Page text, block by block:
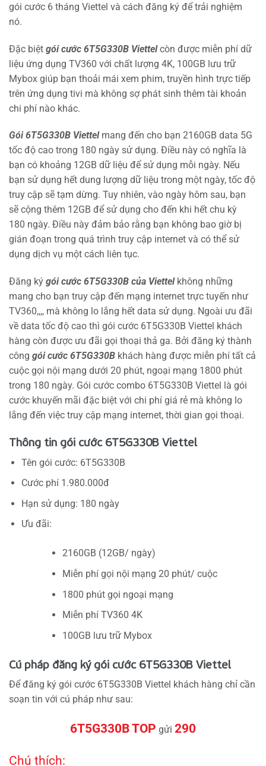
gói cước 6 tháng Viettel và cách đăng ký để trải nghiệm
nó.
Đặc biệt gói cước 6T5G330B Viettelcòn được miễn phí dữ
liệu ứng dụng TV360 với chất lượng 4K, 100GB lưu trữ
Mybox giúp bạn thoải mái xem phim, truyền hình trực tiếp
trên ứng dụng tivi mà không sợ phát sinh thêm tài khoản
chi phí nào khác.
Gói 6T5G330B Viettelmang đến cho bạn 2160GB data 5G
tốc độ cao trong 180 ngày sử dụng. Điều này có nghĩa là
bạn có khoảng 12GB dữ liệu để sử dụng mỗi ngày. Nếu
bạn sử dụng hết dung lượng dữ liệu trong một ngày, tốc độ
truy cập sẽ tạm dừng. Tuy nhiên, vào ngày hôm sau, bạn
sẽ cộng thêm 12GB để sử dụng cho đến khi hết chu kỳ
180 ngày. Điều này đảm bảo rằng bạn không bao giờ bị
gián đoạn trong quá trình truy cập internet và có thể sử
dụng dịch vụ một cách liên tục.
Đăng ký gói cước 6T5G330B của Viettelkhông những
mang cho bạn truy cập đến mạng internet trực tuyến như
TV360,,,, mà không lo lắng hết data sử dụng. Ngoài ưu đãi
về data tốc độ cao thì gói cước 6T5G330B Viettel khách
hàng còn được ưu đãi gọi thoại thả ga. Bởi đăng ký thành
công gói cước 6T5G330B khách hàng được miễn phí tất cả
cuộc gọi nội mạng dưới 20 phút, ngoại mạng 1800 phút
trong 180 ngày. Gói cước combo 6T5G330B Viettel là gói
cước khuyến mãi đặc biệt với chi phí giá rẻ mà không lo
lắng đến việc truy cập mạng internet, thời gian gọi thoại.
Thông tin gói cước 6T5G330B Viettel
Tên gói cước: 6T5G330B
Cước phí 1.980.000đ
Hạn sử dụng: 180 ngày
Ưu đãi:
2160GB (12GB/ ngày)
Miễn phí gọi nội mạng 20 phút/ cuộc
1800 phút gọi ngoại mạng
Miễn phí TV360 4K
100GB lưu trữ Mybox
Cú pháp đăng ký gói cước 6T5G330B Viettel
Để đăng ký gói cước 6T5G330B Viettel khách hàng chỉ cần
soạn tin với cú pháp như sau:
6T5G330B TOP gửi 290
Chú thích: